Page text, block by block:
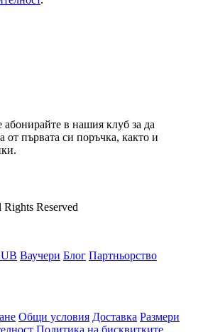
абонирайте в нашия клуб за да
от първата си поръчка, както и
Reserved
Ваучери Блог Партньорство
Общи условия Доставка Размери